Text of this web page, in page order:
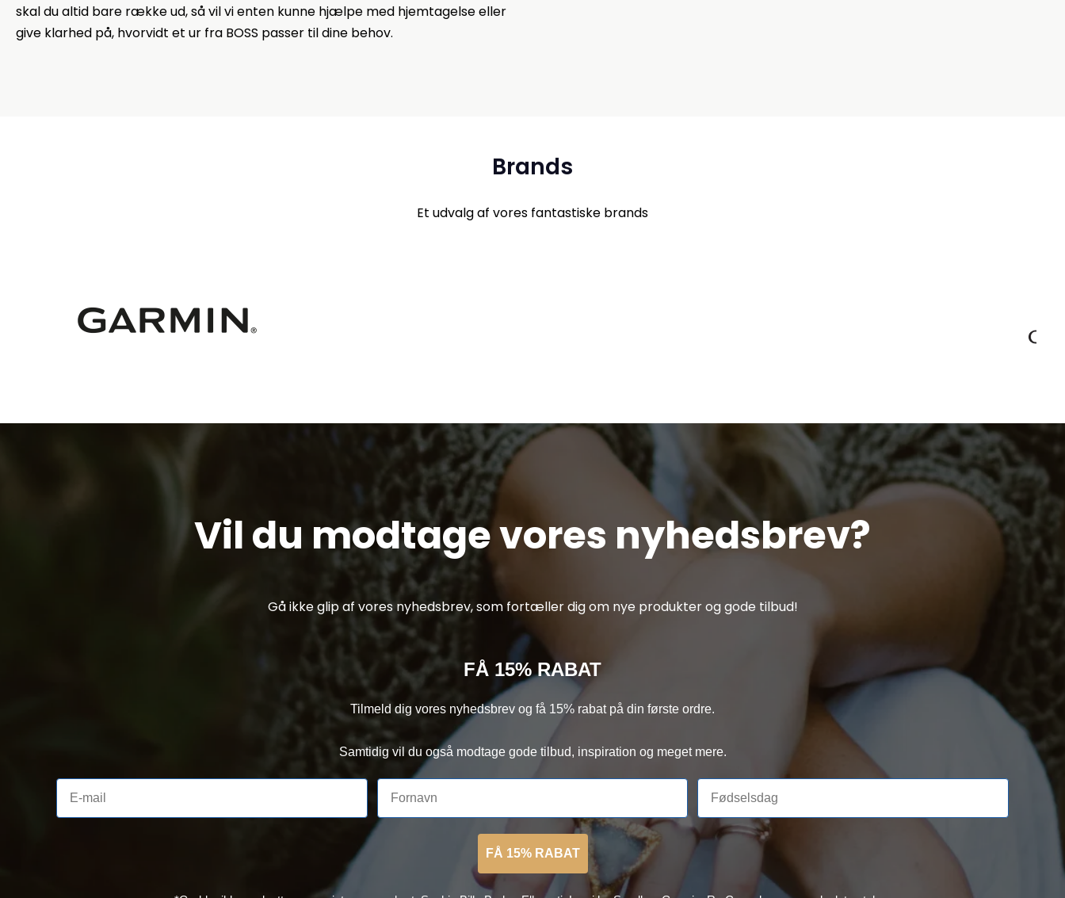
skal du altid bare række ud, så vil vi enten kunne hjælpe med hjemtagelse eller
give klarhed på, hvorvidt et ur fra BOSS passer til dine behov.
Brands
Et udvalg af vores fantastiske brands
Vil du modtage vores nyhedsbrev?
Gå ikke glip af vores nyhedsbrev, som fortæller dig om nye produkter og gode tilbud!
FÅ 15% RABAT
Tilmeld dig vores nyhedsbrev og få 15% rabat på din første ordre.
Samtidig vil du også modtage gode tilbud, inspiration og meget mere.
FÅ 15% RABAT